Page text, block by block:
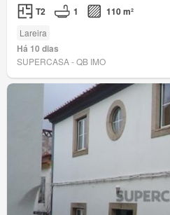
T2 1 110 m²
Lareira
Há 10 dias
SUPERCASA - QB IMO